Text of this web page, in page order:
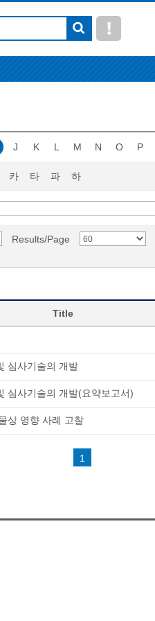
J K L M N O P
카 타 파 하
Results/Page
Title
심사기술의 개발
심사기술의 개발(요약보고서)
상 영향 사례 고찰
1